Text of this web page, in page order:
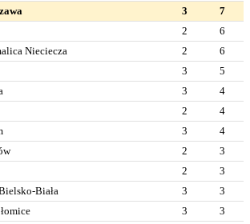
3
7
2
6
Nieciecza 2
6
3
5
3
4
2
4
3
4
2
3
2
3
Biała 3
3
3
3